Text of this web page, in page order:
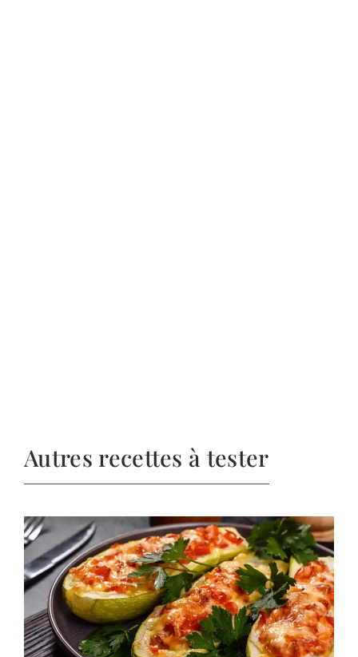
Autres recettes à tester